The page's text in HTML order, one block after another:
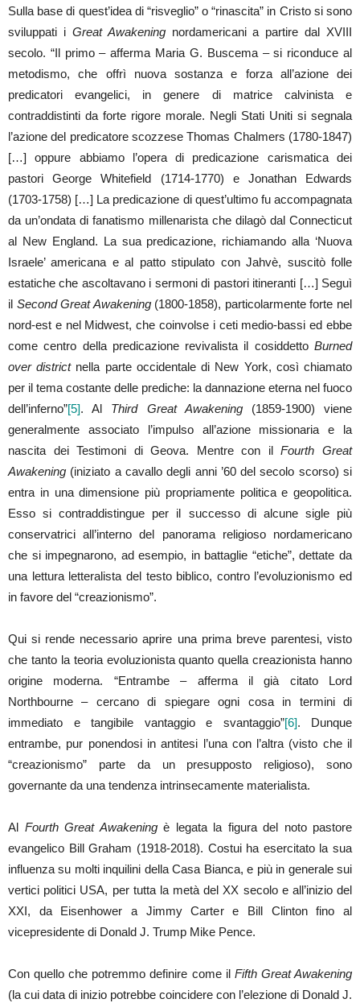
Sulla base di quest’idea di “risveglio” o “rinascita” in Cristo si sono
sviluppati i Great Awakeningnordamericani a partire dal XVIII
secolo. “Il primo – afferma Maria G. Buscema – si riconduce al
metodismo, che offrì nuova sostanza e forza all’azione dei
predicatori evangelici, in genere di matrice calvinista e
contraddistinti da forte rigore morale. Negli Stati Uniti si segnala
l’azione del predicatore scozzese Thomas Chalmers (1780-1847)
[…] oppure abbiamo l’opera di predicazione carismatica dei
pastori George Whitefield (1714-1770) e Jonathan Edwards
(1703-1758) […] La predicazione di quest’ultimo fu accompagnata
da un’ondata di fanatismo millenarista che dilagò dal Connecticut
al New England. La sua predicazione, richiamando alla ‘Nuova
Israele’ americana e al patto stipulato con Jahvè, suscitò folle
estatiche che ascoltavano i sermoni di pastori itineranti […] Seguì
il Second Great Awakening(1800-1858), particolarmente forte nel
nord-est e nel Midwest, che coinvolse i ceti medio-bassi ed ebbe
come centro della predicazione revivalista il cosiddetto Burned
over districtnella parte occidentale di New York, così chiamato
per il tema costante delle prediche: la dannazione eterna nel fuoco
dell’inferno”[5]. Al Third Great Awakening(1859-1900) viene
generalmente associato l’impulso all’azione missionaria e la
nascita dei Testimoni di Geova. Mentre con ilFourth Great
Awakening (iniziato a cavallo degli anni ’60 del secolo scorso) si
entra in una dimensione più propriamente politica e geopolitica.
Esso si contraddistingue per il successo di alcune sigle più
conservatrici all’interno del panorama religioso nordamericano
che si impegnarono, ad esempio, in battaglie “etiche”, dettate da
una lettura letteralista del testo biblico, contro l’evoluzionismo ed
in favore del “creazionismo”.
Qui si rende necessario aprire una prima breve parentesi, visto
che tanto la teoria evoluzionista quanto quella creazionista hanno
origine moderna. “Entrambe – afferma il già citato Lord
Northbourne – cercano di spiegare ogni cosa in termini di
immediato e tangibile vantaggio e svantaggio”[6]. Dunque
entrambe, pur ponendosi in antitesi l’una con l’altra (visto che il
“creazionismo” parte da un presupposto religioso), sono
governante da una tendenza intrinsecamente materialista.
Al Fourth Great Awakeningè legata la figura del noto pastore
evangelico Bill Graham (1918-2018). Costui ha esercitato la sua
influenza su molti inquilini della Casa Bianca, e più in generale sui
vertici politici USA, per tutta la metà del XX secolo e all’inizio del
XXI, da Eisenhower a Jimmy Carter e Bill Clinton fino al
vicepresidente di Donald J. Trump Mike Pence.
Con quello che potremmo definire come il Fifth Great Awakening
(la cui data di inizio potrebbe coincidere con l’elezione di Donald J.